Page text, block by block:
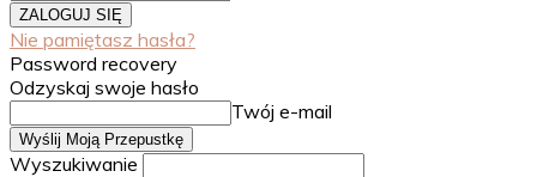
Nie pamiętasz hasła?
Password recovery
Odzyskaj swoje hasło
Twój e-mail
Wyszukiwanie